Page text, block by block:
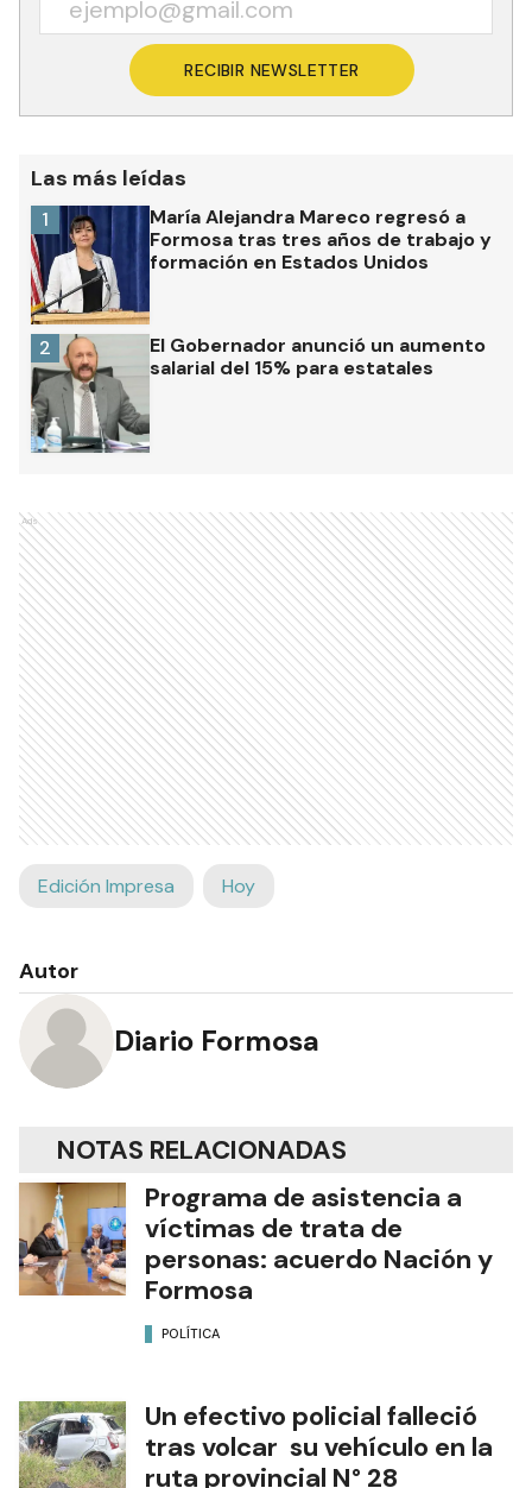
RECIBIR NEWSLETTER
Las más leídas
María Alejandra Mareco regresó a
Formosa tras tres años de trabajo y
formación en Estados Unidos
1
El Gobernador anunció un aumento
salarial del 15% para estatales
2
Ads
Edición Impresa Hoy
Autor
Diario Formosa
NOTAS RELACIONADAS
Programa de asistencia a
víctimas de trata de
personas: acuerdo Nación y
Formosa
POLÍTICA
Un efectivo policial falleció
tras volcar su vehículo en la
ruta provincial N° 28